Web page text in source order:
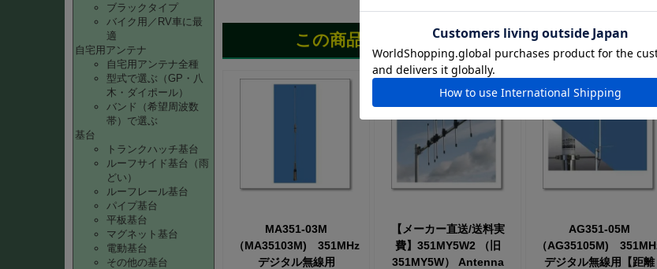
ブラックタイプ
バイク用／RV車に最
適
自宅用アンテナ
自宅用アンテナ全種
型式で選ぶ（GP・八
木・ダイポール）
バンド（希望周波数
帯）で選ぶ
基台
トランクハッチ基台
ルーフサイド基台（雨
どい）
ルーフレール基台
パイプ基台
平板基台
マグネット基台
電動基台
その他の基台
この商品を見た人は、こちらの商品もチェック
MA351-03M
（MA35103M) 351MHz
デジタル無線用
【メーカー直送/送料実
費】351MY5W2 （旧
351MY5W） Antenna
AG351-05M
（AG35105M)
デジタル無線用【距離